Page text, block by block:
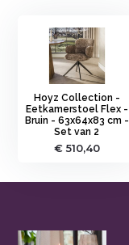
Hoyz Collection -
Eetkamerstoel Flex -
Bruin - 63x64x83 cm -
Set van 2
€ 510,40